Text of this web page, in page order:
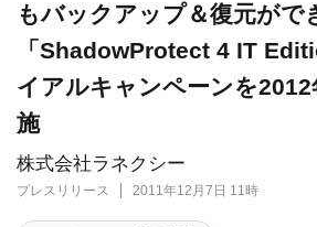
株式会社ラネクシー
プレスリリース 2011年12月7日 11時
もバックアップ＆復元がで
「ShadowProtect 4 IT
イアルキャンペーンを
施